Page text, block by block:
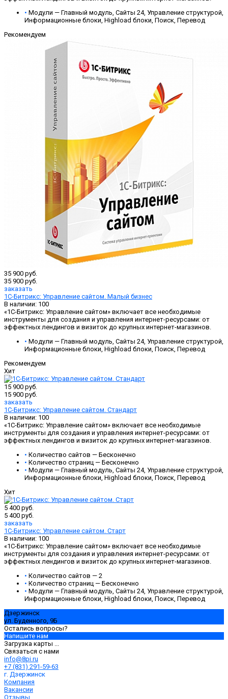
• Модули — Главный модуль, Сайты 24, Управление структурой,
Информационные блоки, Highload блоки, Поиск, Перевод
Рекомендуем
35 900 руб.
35 900 руб.
заказать
1С-Битрикс: Управление сайтом. Малый бизнес
В наличии: 100
«1С-Битрикс: Управление сайтом» включает все необходимые
инструменты для создания и управления интернет-ресурсами: от
эффектных лендингов и визиток до крупных интернет-магазинов.
• Модули — Главный модуль, Сайты 24, Управление структурой,
Информационные блоки, Highload блоки, Поиск, Перевод
Рекомендуем
Хит
15 900 руб.
15 900 руб.
заказать
1С-Битрикс: Управление сайтом. Стандарт
В наличии: 100
«1С-Битрикс: Управление сайтом» включает все необходимые
инструменты для создания и управления интернет-ресурсами: от
эффектных лендингов и визиток до крупных интернет-магазинов.
• Количество сайтов — Бесконечно
• Количество страниц — Бесконечно
• Модули — Главный модуль, Сайты 24, Управление структурой,
Информационные блоки, Highload блоки, Поиск, Перевод
Хит
5 400 руб.
5 400 руб.
заказать
1С-Битрикс: Управление сайтом. Старт
В наличии: 100
«1С-Битрикс: Управление сайтом» включает все необходимые
инструменты для создания и управления интернет-ресурсами: от
эффектных лендингов и визиток до крупных интернет-магазинов.
• Количество сайтов — 2
• Количество страниц — Бесконечно
• Модули — Главный модуль, Сайты 24, Управление структурой,
Информационные блоки, Highload блоки, Поиск, Перевод
Дзержинск
ул. Буденного, 9Б
Остались вопросы?
Напишите нам
Загрузка карты ...
Связаться с нами
info@8pi.ru
+7 (831) 291-59-63
г. Дзержинск
Компания
Вакансии
Отзывы